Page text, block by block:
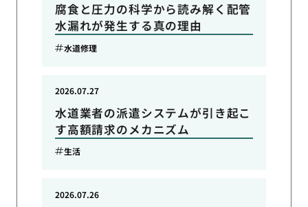
腐食と圧力の科学から読み解く配管
水漏れが発生する真の理由
水道修理
水道業者の派遣システムが引き起こ
す高額請求のメカニズム
2026.07.27
生活
2026.07.26